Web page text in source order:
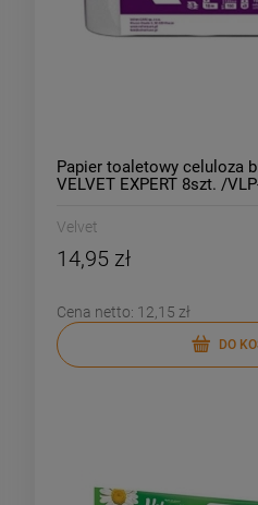
Papier toaletowy celuloza
VELVET EXPERT 8szt. /
Velvet
14,95 zł
Cena netto: 12,15 zł
DO